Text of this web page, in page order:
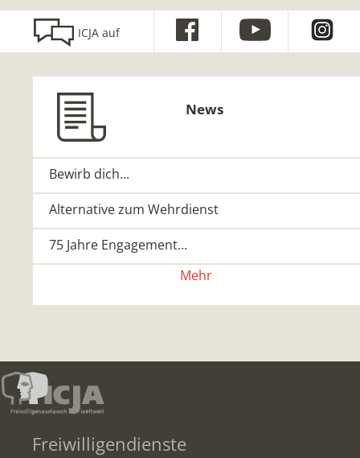
ICJA auf
News
Bewirb dich...
Alternative zum Wehrdienst
75 Jahre Engagement...
Mehr
Freiwilligendienste